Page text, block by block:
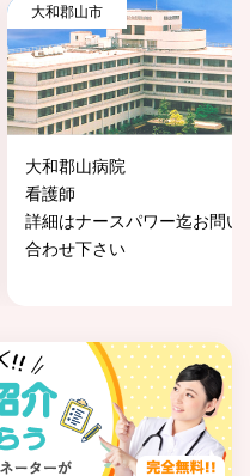
大和郡山市
大和郡山病院
看護師
詳細はナースパワー迄お問い
合わせ下さい